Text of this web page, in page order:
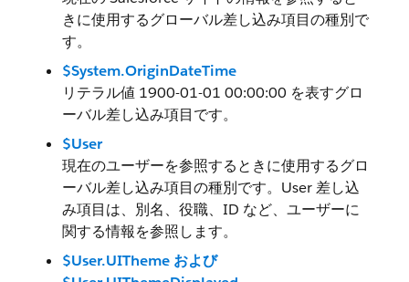
きに使用するグローバル差し込み項目の種別で
す。
$System.OriginDateTime
リテラル値 1900-01-01 00:00:00 を表すグロ
ーバル差し込み項目です。
$User
現在のユーザーを参照するときに使用するグロ
ーバル差し込み項目の種別です。User 差し込
み項目は、別名、役職、ID など、ユーザーに
関する情報を参照します。
$User.UITheme および